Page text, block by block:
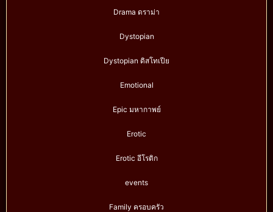
Drama ดราม่า
Dystopian
Dystopian ดิสโทเปีย
Emotional
Epic มหากาพย์
Erotic
Erotic อีโรติก
events
Family ครอบครัว